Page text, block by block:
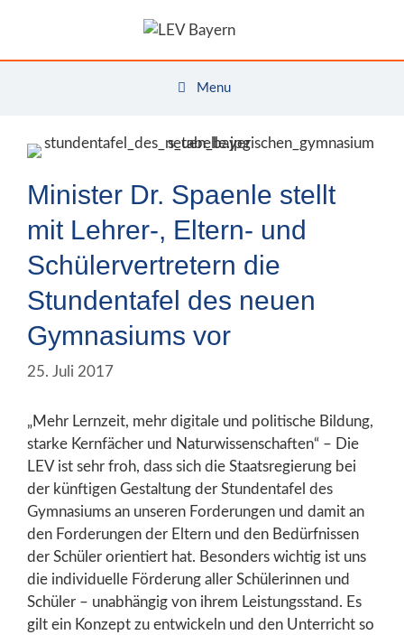
Menu
Minister Dr. Spaenle stellt
mit Lehrer-, Eltern- und
Schülervertretern die
Stundentafel des neuen
Gymnasiums vor
25. Juli 2017
„Mehr Lernzeit, mehr digitale und politische Bildung,
starke Kernfächer und Naturwissenschaften“ – Die
LEV ist sehr froh, dass sich die Staatsregierung bei
der künftigen Gestaltung der Stundentafel des
Gymnasiums an unseren Forderungen und damit an
den Forderungen der Eltern und den Bedürfnissen
der Schüler orientiert hat. Besonders wichtig ist uns
die individuelle Förderung aller Schülerinnen und
Schüler – unabhängig von ihrem Leistungsstand. Es
gilt ein Konzept zu entwickeln und den Unterricht so